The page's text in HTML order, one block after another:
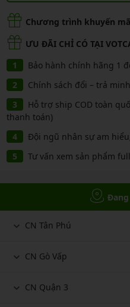
Chương trình khuyến
ƯU ĐÃI CHỈ CÓ TẠI
Bảo hành chính hãng 1
Chính sách đổi – trả
Hỗ trợ ship COD toàn
thanh toán)
Đội ngũ nhân sự am
Tư vấn xem sản phẩm
CN Tân Phú
CN Gò Vấp
CN Quận 3